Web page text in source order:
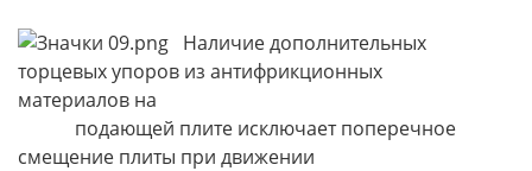
Наличие дополнительных
торцевых упоров из антифрикционных
материалов на
подающей плите исключает поперечное
смещение плиты при движении